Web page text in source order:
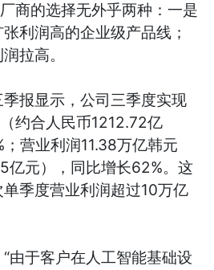
商的选择无外乎两种：一是
利润高的企业级产品线；
拉高。
报显示，公司三季度实现
约合人民币1212.72亿
营业利润11.38万亿韩元
亿元），同比增长62%。这
季度营业利润超过10万亿
由于客户在人工智能基础设